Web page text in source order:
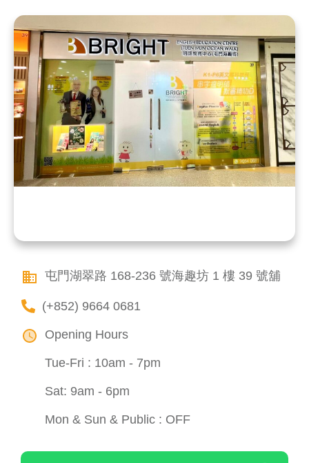
屯門湖翠路 168-236 號海趣坊 1 樓 39 號舖
(+852) 9664 0681
Opening Hours
Tue-Fri : 10am - 7pm
Sat: 9am - 6pm
Mon & Sun & Public : OFF